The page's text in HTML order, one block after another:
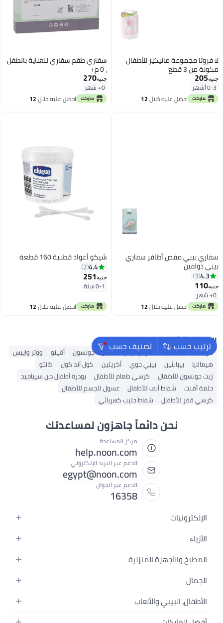
لا فروتا مجموعة مانيكير للأطفال
مكونة من 3 قطع
جنيه205
0-3 أشهر
احصل عليه خلال12
سفاري طقم سفاري للعناية بالطفل
، 0 م+
جنيه270
0+ شهر
احصل عليه خلال12
سفاري بيبي مقص أظافر سفاري
بيبي دولفين
4.3
3
جنيه110
0+ شهر
احصل عليه خلال12
شيكو أعواد قطنية 160 قطعة
4.4
2
جنيه251
0-1 سنة
احصل عليه خلال12
ترتيب حسب تصنيف حسب البحث الشائع
موستيلا سيباميد سودوكريم هجيز جونسون أفينو
ووتر وايبس
هيمالايا
بيبانثين بيبي جوي أكريتين كول آند كول
كانتو
زيت جونسون للأطفال
كرسي طعام للأطفال
بودرة أطفال من سيباميد
حلمة أفنت
شفاط أنف للأطفال
غسول للجسم للأطفال
كرسي قفز للأطفال
شفاط حليب كهربائي
نحن دائماً جاهزون لمساعدتك
مركز المساعدة
help.noon.com
الدعم عبر البريد الإلكتروني
egypt@noon.com
الدعم عبر الجوال
16358
الإلكترونيات
الهواتف المتحركة
أجهزة الكمبيوتر المحمولة
الأجهزة المنزلية
التلفزيونات
الأزياء
أزياء نسائية
أزياء البنات
أزياء الأولاد
المطبخ والأجهزة المنزلية
المطبخ وأدوات الطعام
مستلزمات الحمام
ديكورات المنازل
الجمال
العطور النسائية
الأطفال، البيبي والألعاب
عربات الأطفال وإكسسواراتها